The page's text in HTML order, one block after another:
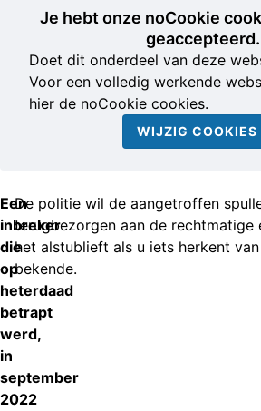
Je hebt onze noCookie
geaccepteerd.
Doet dit onderdeel van deze
Voor een volledig werkende
hier de noCookie cookies.
WIJZIG COOKIES
Een
inbreker
die
op
heterdaad
betrapt
werd,
in
september
2022
De politie wil de aangetroffen
terugbezorgen aan de rechtmatige
het alstublieft als u iets herkent
bekende.